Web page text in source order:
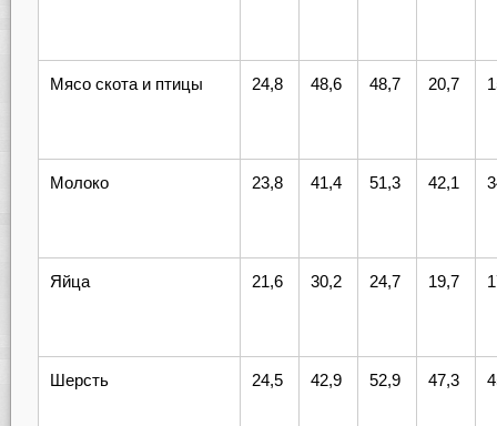
Мясо скота и птицы 24,8 48,6 48,7 20,7
Молоко 23,8 41,4 51,3 42,1
Яйца 21,6 30,2 24,7 19,7
Шерсть 24,5 42,9 52,9 47,3